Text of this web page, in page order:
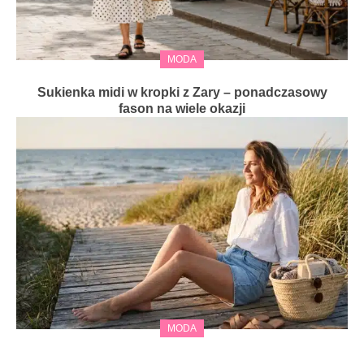
MODA
Sukienka midi w kropki z Zary – ponadczasowy
fason na wiele okazji
MODA